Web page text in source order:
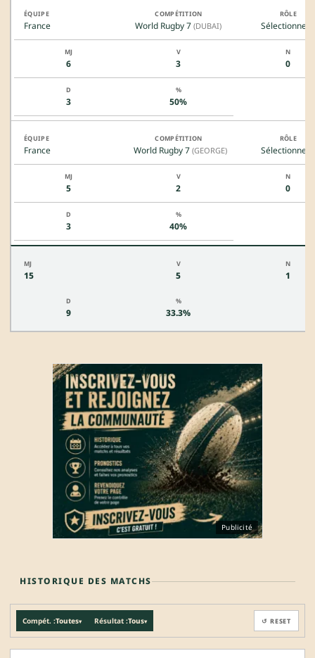
France World Rugby 7 (DUBAI) Sélectionneur
6 3 0
3 50%
France World Rugby 7 (GEORGE) Sélectionneur
5 2 0
3 40%
15 5 1
9 33.3%
Publicité
HISTORIQUE DES MATCHS
Compét. :Toutes▾ Résultat :Tous▾ ↺ RESET